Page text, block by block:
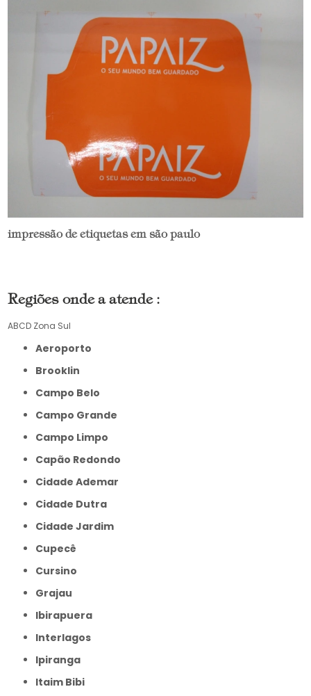
impressão de etiquetas em são paulo
Regiões onde a atende :
ABCD Zona Sul
Aeroporto
Brooklin
Campo Belo
Campo Grande
Campo Limpo
Capão Redondo
Cidade Ademar
Cidade Dutra
Cidade Jardim
Cupecê
Cursino
Grajau
Ibirapuera
Interlagos
Ipiranga
Itaim Bibi